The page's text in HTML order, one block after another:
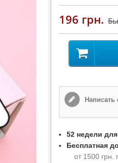
196 грн.
Написать
52 недели
Бесплатная
от 1500 грн.